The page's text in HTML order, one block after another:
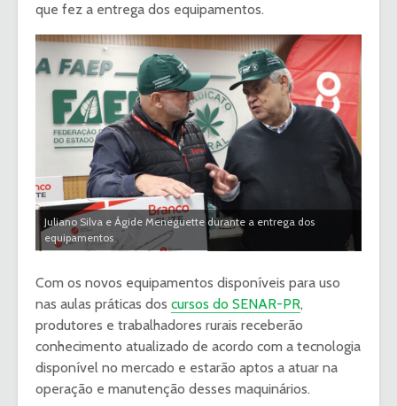
que fez a entrega dos equipamentos.
Juliano Silva e Ágide Meneguette durante a entrega dos
equipamentos
Com os novos equipamentos disponíveis para uso
nas aulas práticas dos cursos do SENAR-PR,
produtores e trabalhadores rurais receberão
conhecimento atualizado de acordo com a tecnologia
disponível no mercado e estarão aptos a atuar na
operação e manutenção desses maquinários.